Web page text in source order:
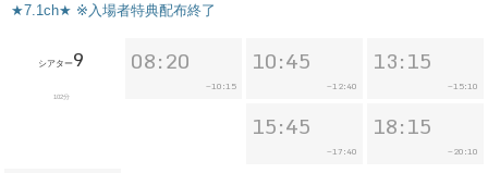
★7.1ch★ ※入場者特典配布終了
シアター9
102分
08:20
~10:15
10:45
~12:40
13:15
~15:10
15:45
~17:40
18:15
~ 20:10